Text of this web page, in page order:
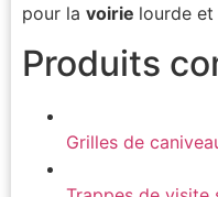
pour la voirie lourde
Produits
Grilles de